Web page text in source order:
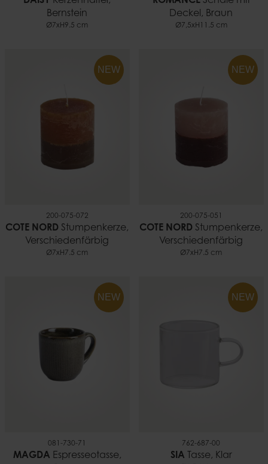
Bernstein
Ø7xH9.5 cm
Deckel, Braun
Ø7,5xH11.5 cm
NEW
200-075-072
COTE NORD Stumpenkerze,
Verschiedenfärbig
Ø7xH7.5 cm
NEW
200-075-051
COTE NORD Stumpenkerze,
Verschiedenfärbig
Ø7xH7.5 cm
NEW
081-730-71
MAGDA Espresseotasse,
NEW
762-687-00
SIA Tasse, Klar